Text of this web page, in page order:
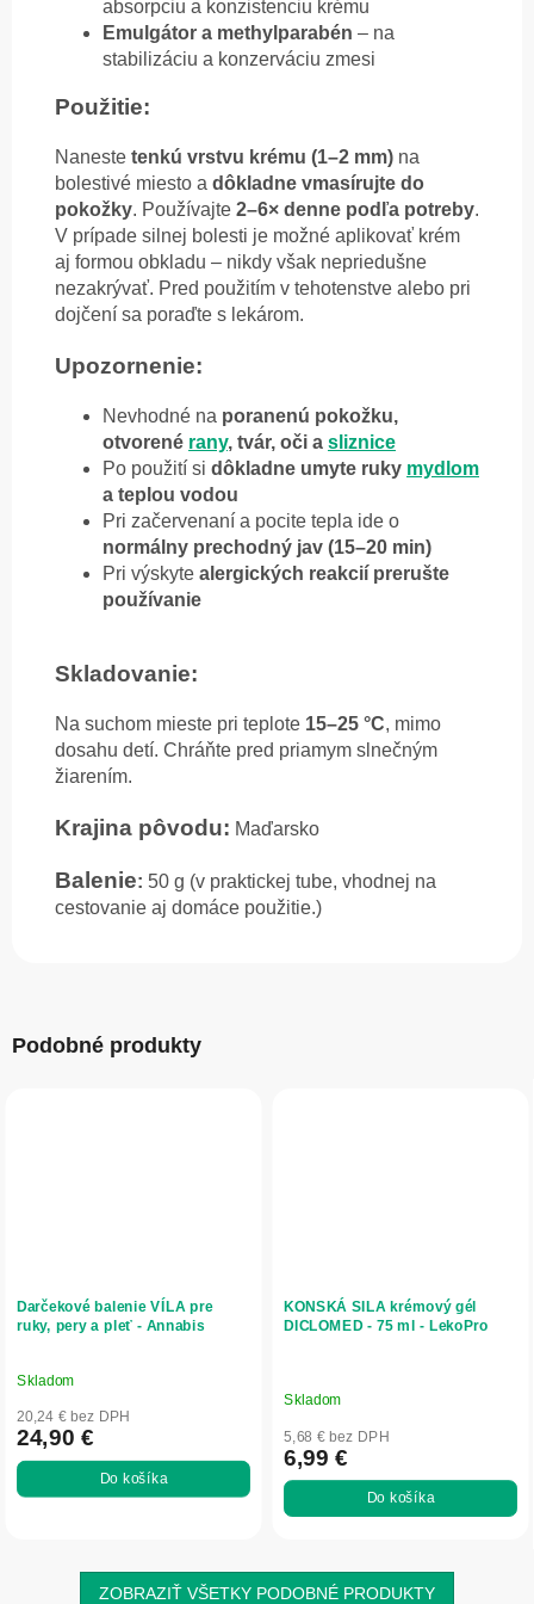
absorpciu a konzistenciu krému
Emulgátor a methylparabén – na
stabilizáciu a konzerváciu zmesi
Použitie:
Naneste tenkú vrstvu krému (1–2 mm) na
bolestivé miesto a dôkladne vmasírujte do
pokožky. Používajte 2–6× denne podľa potreby.
V prípade silnej bolesti je možné aplikovať krém
aj formou obkladu – nikdy však nepriedušne
nezakrývať. Pred použitím v tehotenstve alebo pri
dojčení sa poraďte s lekárom.
Upozornenie:
Nevhodné na poranenú pokožku,
otvorené rany, tvár, oči a sliznice
Po použití si dôkladne umyte ruky mydlom
a teplou vodou
Pri začervenaní a pocite tepla ide o
normálny prechodný jav (15–20 min)
Pri výskyte alergických reakcií prerušte
používanie
Skladovanie:
Na suchom mieste pri teplote 15–25 °C, mimo
dosahu detí. Chráňte pred priamym slnečným
žiarením.
Krajina pôvodu: Maďarsko
Balenie: 50 g (v praktickej tube, vhodnej na
cestovanie aj domáce použitie.)
Podobné produkty
Darčekové balenie VÍLA pre
ruky, pery a pleť - Annabis
Priemerné
hodnotenie
produktu
je
Skladom
20,24 € bez DPH
24,90 €
Do košíka
KONSKÁ SILA krémový gél
DICLOMED - 75 ml - LekoPro
Skladom
5,68 € bez DPH
6,99 €
Do košíka
ZOBRAZIŤ VŠETKY PODOBNÉ PRODUKTY